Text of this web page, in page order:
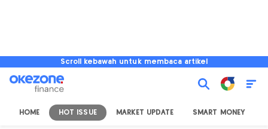
Scroll kebawah untuk membaca artikel
HOME HOT ISSUE MARKET UPDATE SMART MONEY